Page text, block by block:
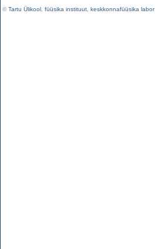
©Tartu Ülikool füüsika instituut keskkonnafüüsika labor